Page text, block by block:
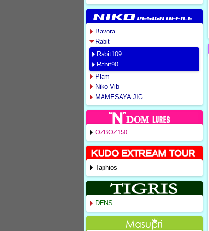
Bavora
Rabit
Rabit109
Rabit90
Plam
Niko Vib
MAMESAYA JIG
OZBOZ150
Taphios
DENS